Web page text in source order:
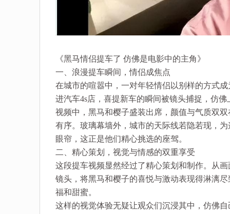
《黑马情侣提车了 仿佛是电影中的主角》
一、浪漫提车瞬间，情侣成焦点
在城市的喧嚣中，一对年轻情侣以别样的方式
进汽车4s店，喜提新车的瞬间被镜头捕捉，仿
视频中，黑马和樱子盛装出席，颜值与气质双
有序。玻璃幕墙外，城市的天际线若隐若现，
眼帘，这正是他们精心挑选的座驾。
二、精心策划，视觉与情感的双重享受
这段提车视频显然经过了精心策划和制作。从
镜头，将黑马和樱子的喜悦与激动表现得淋漓
福和甜蜜。
这样的视觉体验无疑让观众们沉浸其中，仿佛